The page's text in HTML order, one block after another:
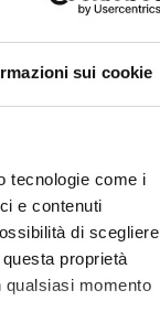
sui cookie
tecnologie come i
e contenuti
di scegliere
proprietà
momento